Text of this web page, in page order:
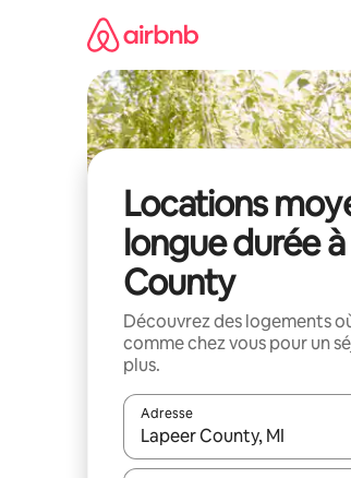
Locations
longue durée
County
Découvrez des logements
comme chez vous pour un
plus.
Adresse
Lorsque les résultats